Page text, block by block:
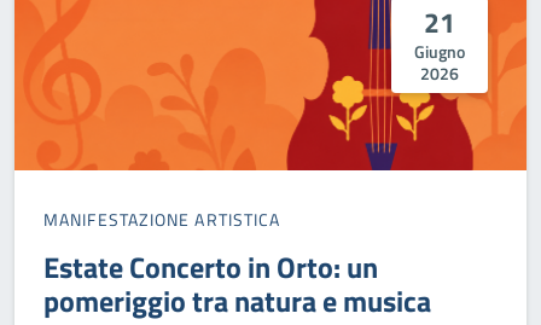
21
Giugno
2026
MANIFESTAZIONE ARTISTICA
Estate Concerto in Orto: un
pomeriggio tra natura e musica